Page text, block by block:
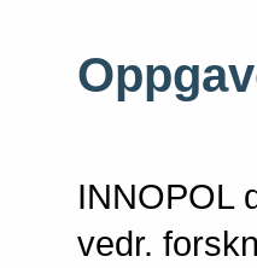
INNOPOL
vedr.